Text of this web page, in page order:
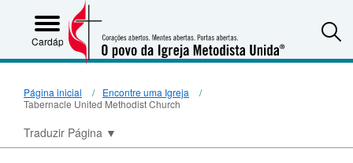
Cardápio
Página inicial
Encontre uma Igreja
Tabernacle United Methodist Church
Traduzir Página ▼